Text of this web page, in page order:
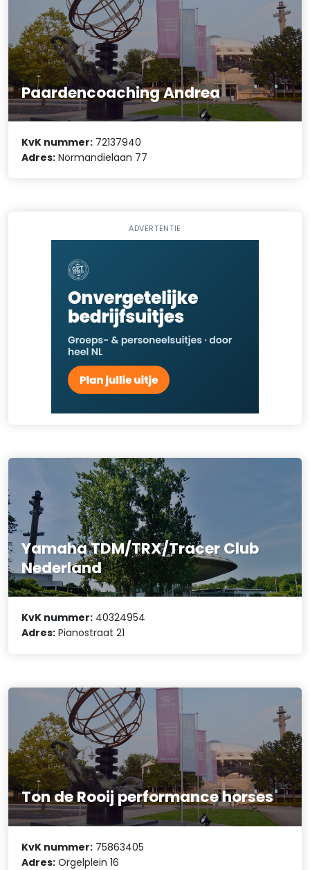
Paardencoaching Andrea
KvK nummer: 72137940
Adres: Normandielaan 77
ADVERTENTIE
Yamaha TDM/TRX/Tracer Club
Nederland
KvK nummer: 40324954
Adres: Pianostraat 21
Ton de Rooij performance horses
KvK nummer: 75863405
Adres: Orgelplein 16